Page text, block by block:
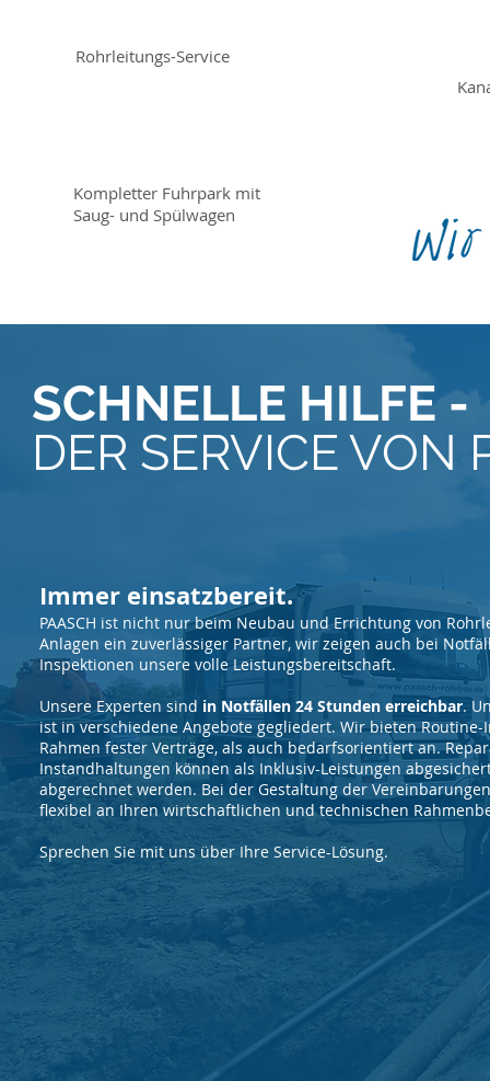
Rohrleitungs-Service
Kompletter Fuhrpark mit
Saug- und Spülwagen
Immer einsatzbereit.
PAASCH ist nicht nur beim Neubau und Errichtung von
Anlagen ein zuverlässiger Partner, wir zeigen auch bei
Inspektionen unsere volle Leistungsbereitschaft.
Unsere Experten sind in Notfällen 24 Stunden erreichbar.
ist in verschiedene Angebote gegliedert. Wir bieten
Rahmen fester Verträge, als auch bedarfsorientiert an.
Instandhaltungen können als Inklusiv-Leistungen
abgerechnet werden. Bei der Gestaltung der
flexibel an Ihren wirtschaftlichen und technischen
Sprechen Sie mit uns über Ihre Service-Lösung.
SCHNELLE HILFE -
DER SERVICEVON